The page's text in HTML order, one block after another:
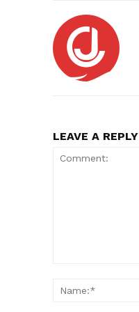
LEAVE A REPLY